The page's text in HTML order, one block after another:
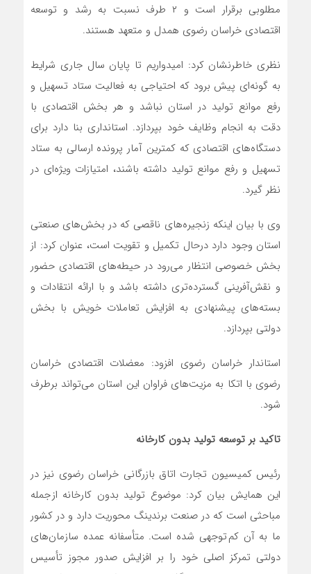
مطلوبی برقرار است و ۲ طرف نسبت به رشد و توسعه
اقتصادی خراسان رضوی همدل و متعهد هستند.
نظری خاطرنشان کرد: امیدواریم تا پایان سال جاری شرایط
به گونه‌ای پیش برود که احتیاجی به فعالیت ستاد تسهیل و
رفع موانع تولید در استان نباشد و هر بخش اقتصادی با
دقت به انجام وظایف خود بپردازد. استانداری بنا دارد برای
دستگاه‌های اقتصادی که کمترین آمار پرونده ارسالی به ستاد
تسهیل و رفع موانع تولید داشته باشند، امتیازات ویژه‌ای در
نظر گیرد.
وی با بیان اینکه زنجیره‌های ناقصی که در بخش‌های صنعتی
استان وجود دارد درحال تکمیل و تقویت است، عنوان کرد: از
بخش خصوصی انتظار می‌رود در حیطه‌های اقتصادی حضور
و نقش‌آفرینی گسترده‌تری داشته باشد و با ارائه انتقادات و
بسته‌های پیشنهادی به افزایش تعاملات خویش با بخش
دولتی بپردازد.
استاندار خراسان رضوی افزود: معضلات اقتصادی خراسان
رضوی با اتکا به مزیت‌های فراوان این استان می‌تواند برطرف
شود.
تاکید بر توسعه تولید بدون کارخانه
رئیس کمیسیون تجارت اتاق بازرگانی خراسان رضوی نیز در
این همایش بیان کرد: موضوع تولید بدون کارخانه از جمله
مباحثی است که در صنعت برندینگ محوریت دارد و در کشور
ما به آن کم توجهی شده است. متأسفانه عمده سازمان‌های
دولتی تمرکز اصلی خود را بر افزایش صدور مجوز تأسیس